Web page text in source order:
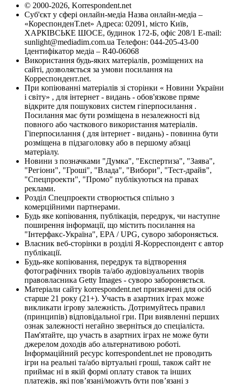
© 2000-2026, Korrespondent.net
Суб'єкт у сфері онлайн-медіа Назва онлайн-медіа –
«КореспонденТ.net» Адреса: 02091, місто Київ,
ХАРКІВСЬКЕ ШОСЕ, будинок 172-Б, офіс 208/1 E-mail:
sunlight@mediadim.com.ua Телефон: 044-205-43-00
Ідентифікатор медіа – R40-06068
Використання будь-яких матеріалів, розміщених на
сайті, дозволяється за умови посилання на
Корреспондент.net.
При копіюванні матеріалів зі сторінки « Новини України
і світу» , для інтернет - видань - обов'язкове пряме
відкрите для пошукових систем гіперпосилання .
Посилання має бути розміщена в незалежності від
повного або часткового використання матеріалів.
Гіперпосилання ( для інтернет - видань) - повинна бути
розміщена в підзаголовку або в першому абзаці
матеріалу.
Новини з позначками "Думка", "Експертиза", "Заява",
"Регіони", "Гроші", "Влада", "Вибори", "Тест-драйв",
"Спецпроекти", "Промо" публікуються на правах
реклами.
Розділ Спецпроекти створюється спільно з
комерційними партнерами.
Будь яке копіювання, публікація, передрук, чи наступне
поширення інформації, що містить посилання на
"Інтерфакс-Україна", EPA / UPG, суворо забороняється.
Власник веб-сторінки в розділі Я-Корреспондент є автор
публікації.
Будь-яке копіювання, передрук та відтворення
фотографічних творів та/або аудіовізуальних творів
правовласника Getty Images - суворо забороняється.
Матеріали сайту korrespondent.net призначені для осіб
старше 21 року (21+). Участь в азартних іграх може
викликати ігрову залежність. Дотримуйтесь правил
(принципів) відповідальної гри. При виявленні перших
ознак залежності негайно зверніться до спеціаліста.
Пам'ятайте, що участь в азартних іграх не може бути
джерелом доходів або альтернативою роботі.
Інформаційний ресурс korrespondent.net не проводить
ігри на реальні та/або віртуальні гроші, також сайт не
приймає ні в якій формі оплату ставок та інших
платежів, які пов’язані/можуть бути пов’язані з